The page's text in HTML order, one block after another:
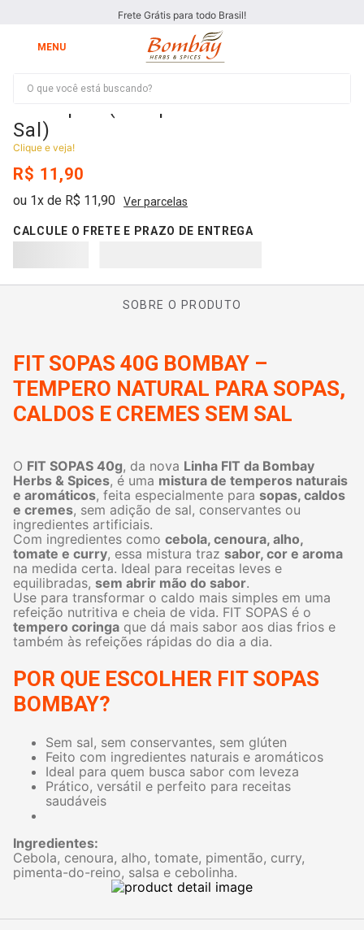
Frete Grátis para todo Brasil!
Sal)
Clique e veja!
R$ 11 ,90
ou 1x de R$ 11,90 Ver parcelas
SOBRE O PRODUTO
FIT SOPAS 40G BOMBAY –
TEMPERO NATURAL PARA SOPAS,
CALDOS E CREMES SEM SAL
O FIT SOPAS 40g, da nova Linha FIT da Bombay
Herbs & Spices, é uma mistura de temperos naturais
e aromáticos, feita especialmente para sopas, caldos
e cremes, sem adição de sal, conservantes ou
ingredientes artificiais.
Com ingredientes como cebola, cenoura, alho,
tomate e curry, essa mistura traz sabor, cor e aroma
na medida certa. Ideal para receitas leves e
equilibradas, sem abrir mão do sabor.
Use para transformar o caldo mais simples em uma
refeição nutritiva e cheia de vida. FIT SOPAS é o
tempero coringa que dá mais sabor aos dias frios e
também às refeições rápidas do dia a dia.
POR QUE ESCOLHER FIT SOPAS
BOMBAY?
Sem sal, sem conservantes, sem glúten
Feito com ingredientes naturais e aromáticos
Ideal para quem busca sabor com leveza
Prático, versátil e perfeito para receitas
saudáveis
Ingredientes:
Cebola, cenoura, alho, tomate, pimentão, curry,
pimenta-do-reino, salsa e cebolinha.